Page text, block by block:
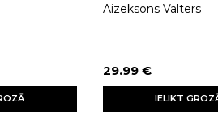
Aizeksons Valters
29.99 €
IELIKT